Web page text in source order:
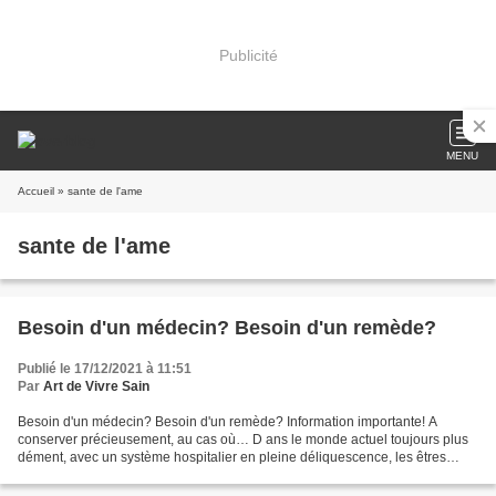
Publicité
MENU
Accueil » sante de l'ame
sante de l'ame
Besoin d'un médecin? Besoin d'un remède?
Publié le 17/12/2021 à 11:51
Par Art de Vivre Sain
Besoin d'un médecin? Besoin d'un remède? Information importante! A
conserver précieusement, au cas où… D ans le monde actuel toujours plus
dément, avec un système hospitalier en pleine déliquescence, les êtres